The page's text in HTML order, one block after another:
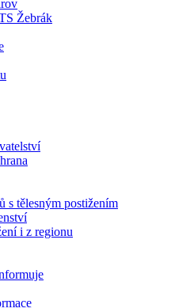
Žebrák
s tělesným postižením
i z regionu